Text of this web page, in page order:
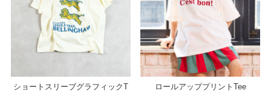
ショートスリーブグラフィックT ロールアッププリントTee